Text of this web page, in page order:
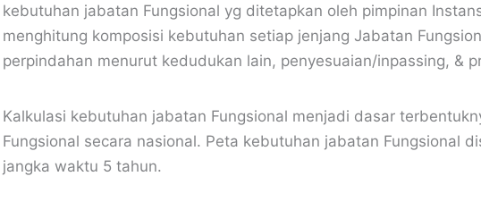
kebutuhan jabatan Fungsional yg ditetapkan oleh pimpinan
menghitung komposisi kebutuhan setiap jenjang Jabatan
perpindahan menurut kedudukan lain, penyesuaian/inpassing, &
Kalkulasi kebutuhan jabatan Fungsional menjadi dasar
Fungsional secara nasional. Peta kebutuhan jabatan Fungsional
jangka waktu 5 tahun.